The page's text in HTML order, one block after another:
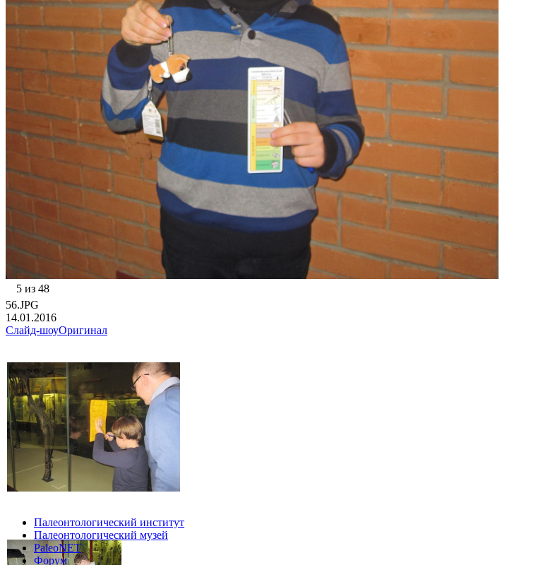
5 из 48
56.JPG
14.01.2016
Слайд-шоуОригинал
Палеонтологический институт
Палеонтологический музей
PaleoNET
Форум